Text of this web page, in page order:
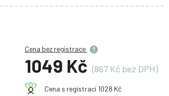
Cena bez registrace
1049 Kč (867 Kč bez DPH)
Cena s registrací 1028 Kč